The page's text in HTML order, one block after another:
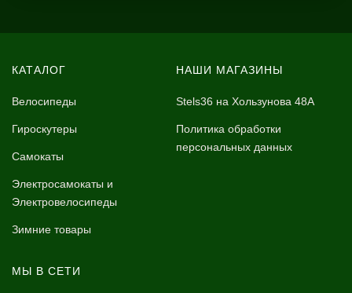
КАТАЛОГ
Велосипеды
Гироскутеры
Самокаты
Электросамокаты и
Электровелосипеды
Зимние товары
НАШИ МАГАЗИНЫ
Stels36 на Хользунова 48А
Политика обработки
персональных данных
МЫ В СЕТИ